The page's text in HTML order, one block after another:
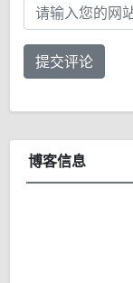
提交评论
博客信息